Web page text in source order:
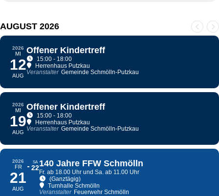
AUGUST 2026
2026
MI
12
AUG
Offener Kindertreff
15:00 - 18:00
Herrenhaus Putzkau
Veranstalter Gemeinde Schmölln-Putzkau
2026
MI
19
AUG
Offener Kindertreff
15:00 - 18:00
Herrenhaus Putzkau
Veranstalter Gemeinde Schmölln-Putzkau
2026
FR
21
AUG
SA
22140 Jahre FFW Schmölln
Fr. ab 18.00 Uhr und Sa. ab 11.00 Uhr
(Ganztägig)
Turnhalle Schmölln
Veranstalter Feuerwehr Schmölln